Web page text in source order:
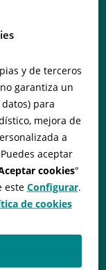
ainsi que
protéger
.
y de terceros
garantiza un
para
mejora de
a
aceptar
cookies"
este Configurar.
de cookies